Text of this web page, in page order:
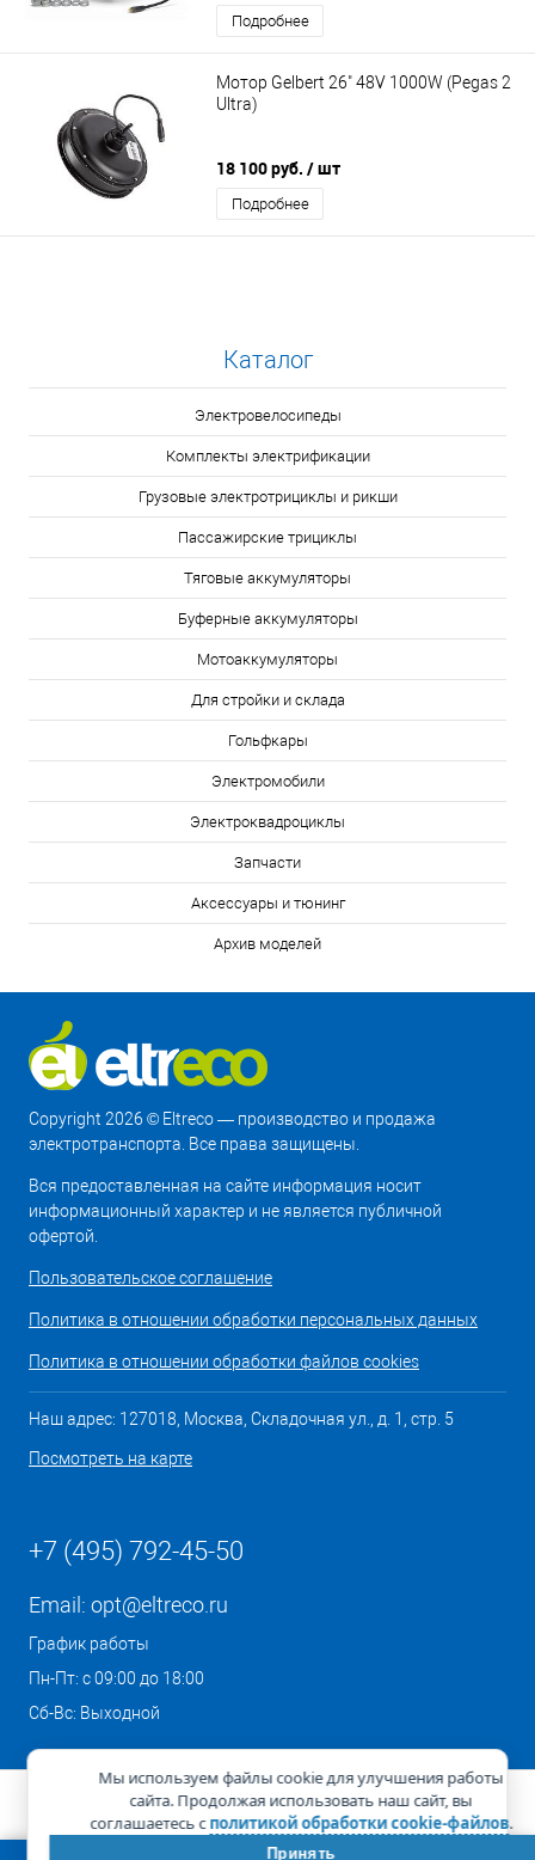
Подробнее
Мотор Gelbert 26" 48V 1000W (Pegas 2
Ultra)
18 100 руб. / шт
Подробнее
Каталог
Электровелосипеды
Комплекты электрификации
Грузовые электротрициклы и рикши
Пассажирские трициклы
Тяговые аккумуляторы
Буферные аккумуляторы
Мотоаккумуляторы
Для стройки и склада
Гольфкары
Электромобили
Электроквадроциклы
Запчасти
Аксессуары и тюнинг
Архив моделей
Copyright 2026 © Eltreco — производство и продажа
электротранспорта. Все права защищены.
Вся предоставленная на сайте информация носит
информационный характер и не является публичной
офертой.
Пользовательское соглашение
Политика в отношении обработки персональных данных
Политика в отношении обработки файлов cookies
Наш адрес: 127018, Москва, Складочная ул., д. 1, стр. 5
Посмотреть на карте
+7 (495) 792-45-50
Email: opt@eltreco.ru
График работы
Пн-Пт: с 09:00 до 18:00
Сб-Вс: Выходной
Мы используем файлы cookie для улучшения работы
сайта. Продолжая использовать наш сайт, вы
соглашаетесь сполитикой обработки cookie-файлов.
Принять